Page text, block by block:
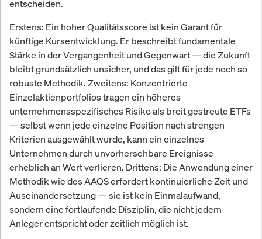
entscheiden.
Erstens: Ein hoher Qualitätsscore ist kein Garant für
künftige Kursentwicklung. Er beschreibt fundamentale
Stärke in der Vergangenheit und Gegenwart — die Zukunft
bleibt grundsätzlich unsicher, und das gilt für jede noch so
robuste Methodik. Zweitens: Konzentrierte
Einzelaktienportfolios tragen ein höheres
unternehmensspezifisches Risiko als breit gestreute ETFs
— selbst wenn jede einzelne Position nach strengen
Kriterien ausgewählt wurde, kann ein einzelnes
Unternehmen durch unvorhersehbare Ereignisse
erheblich an Wert verlieren. Drittens: Die Anwendung einer
Methodik wie des AAQS erfordert kontinuierliche Zeit und
Auseinandersetzung — sie ist kein Einmalaufwand,
sondern eine fortlaufende Disziplin, die nicht jedem
Anleger entspricht oder zeitlich möglich ist.